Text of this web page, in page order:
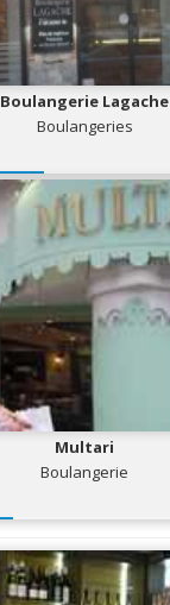
Boulangerie Lagache
Boulangeries
Multari
Boulangerie